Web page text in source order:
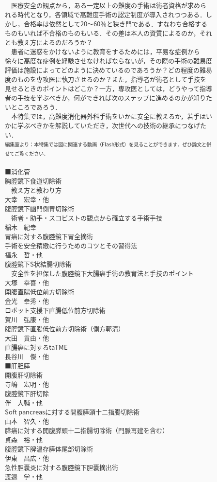
医療安全の観点から，ある一定以上の難度の手術は術者資格が求めら
れる時代となり，各領域で高難度手術の認定制度が導入されつつある．し
かし，合格率は依然として20～60％と狭き門である．すなわち合格する
ものもいれば不合格のものもいる．その差は本人の資質によるのか，それ
とも教え方によるのだろうか？
患者に迷惑をかけないように教育をするためには，平易な症例から
徐々に高度な症例を経験させなければならないが，その際の手術の難易度
評価は施設によってどのように決めているのであろうか？どの程度の難易
度のものを専攻医に執刀させるのか？また，指導者が術者として手技を
見せるときのポイントはどこか？一方，専攻医としては，どうやって指導
者の手技を学ぶべきか，何ができれば次のステップに進めるのかが知りた
いところであろう．
本特集では，高難度消化器外科手術をいかに安全に教えるか，若手はい
かに学ぶべきかを解説していただき，次世代への技術の継承につなげた
い．
編集室より：本特集では図に関連する動画（Flash形式）を見ることができます．ぜひ論文と併
せてご覧ください．
■消化管
胸腔鏡下食道切除術
教え方と教わり方
大幸 宏幸・他
腹腔鏡下幽門側胃切除術
術者・助手・スコピストの観点から確立する手術手技
稲木 紀幸
胃癌に対する腹腔鏡下胃全摘術
手術を安全精緻に行うためのコツとその習得法
福永 哲・他
腹腔鏡下S状結腸切除術
安全性を担保した腹腔鏡下大腸癌手術の教育法と手技のポイント
大塚 幸喜・他
開腹直腸低位前方切除術
金光 幸秀・他
ロボット支援下直腸低位前方切除術
賀川 弘康・他
腹腔鏡下直腸低位前方切除術（側方郭清）
大田 貢由・他
直腸癌に対するtaTME
長谷川 傑・他
■肝胆膵
開腹肝切除術
寺嶋 宏明・他
腹腔鏡下肝切除
伴 大輔・他
Soft pancreasに対する開腹膵頭十二指腸切除術
山本 智久・他
膵癌に対する開腹膵頭十二指腸切除術（門脈再建を含む）
貞森 裕・他
腹腔鏡下脾温存膵体尾部切除術
伊東 昌広・他
急性胆嚢炎に対する腹腔鏡下胆嚢摘出術
渡邉 学・他